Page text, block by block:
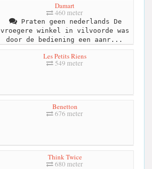
Damart
460 meter
Praten geen nederlands De
vroegere winkel in vilvoorde was
door de bediening een aanr...
Les Petits Riens
549 meter
Benetton
676 meter
Think Twice
680 meter